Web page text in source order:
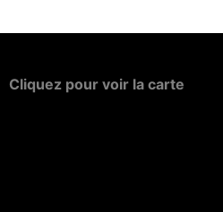
Cliquez pour voir la carte